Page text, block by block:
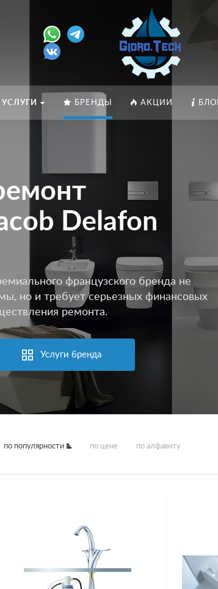
УСЛУГИ БРЕНДЫ АКЦИИ БЛОГ
Delafon
французского бренда не
но и требует серьезных финансовых
ремонта.
Услуги бренда
по популярности по цене по алфавиту